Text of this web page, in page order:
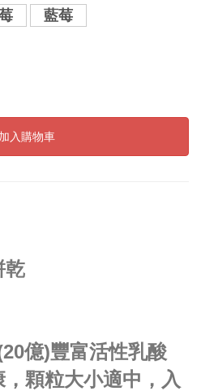
藍莓
加入購物車
乾
億)豐富活性乳酸
顆粒大小適中，入